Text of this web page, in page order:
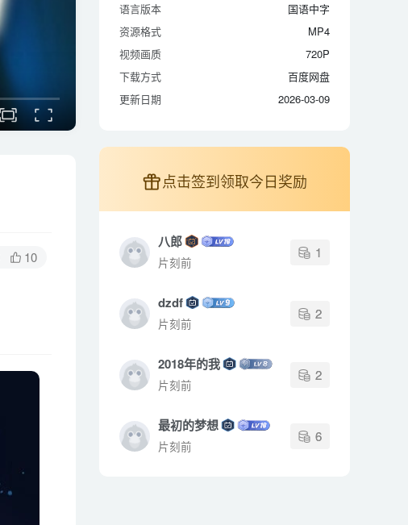
10
资源格式
MP4
视频画质
720P
下载方式
百度网盘
更新日期
2026-03-09
语言版本
国语中字
资源格式
MP4
视频画质
720P
下载方式
百度网盘
更新日期
2026-03-09
点击签到领取今日奖励
八郎
片刻前
1
dzdf
片刻前
2
2018年的我
片刻前
2
最初的梦想
片刻前
6